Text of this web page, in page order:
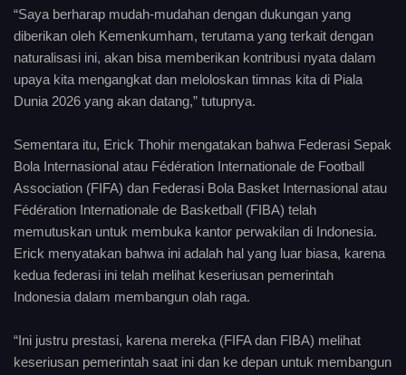
“Saya berharap mudah-mudahan dengan dukungan yang
diberikan oleh Kemenkumham, terutama yang terkait dengan
naturalisasi ini, akan bisa memberikan kontribusi nyata dalam
upaya kita mengangkat dan meloloskan timnas kita di Piala
Dunia 2026 yang akan datang,” tutupnya.
Sementara itu, Erick Thohir mengatakan bahwa Federasi Sepak
Bola Internasional atau Fédération Internationale de Football
Association (FIFA) dan Federasi Bola Basket Internasional atau
Fédération Internationale de Basketball (FIBA) telah
memutuskan untuk membuka kantor perwakilan di Indonesia.
Erick menyatakan bahwa ini adalah hal yang luar biasa, karena
kedua federasi ini telah melihat keseriusan pemerintah
Indonesia dalam membangun olah raga.
“Ini justru prestasi, karena mereka (FIFA dan FIBA) melihat
keseriusan pemerintah saat ini dan ke depan untuk membangun